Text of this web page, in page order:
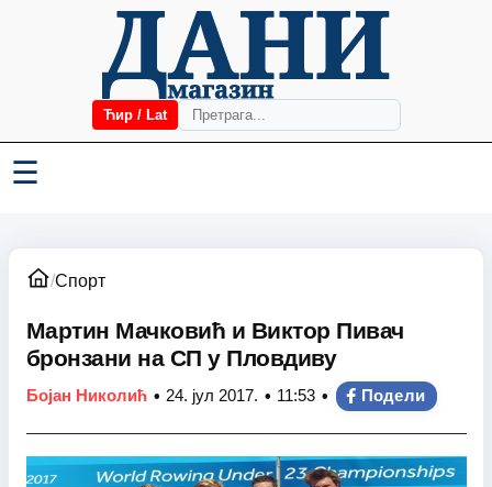
Ћир / Lat
☰
/Спорт
Мартин Мачковић и Виктор Пивач
бронзани на СП у Пловдиву
Бојан Николић • 24. јул 2017. • 11:53 • Подели